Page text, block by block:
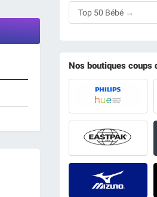
Top 50 Bébé →
Nos boutiques coups